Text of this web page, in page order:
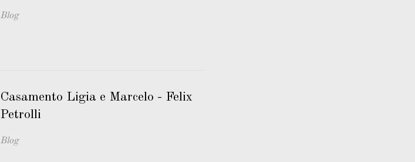
Blog
Casamento Ligia e Marcelo - Felix
Petrolli
Blog